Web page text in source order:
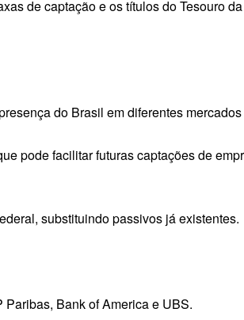
de captação e os títulos do Tesouro
do Brasil em diferentes
pode facilitar futuras captações de
substituindo passivos já existentes.
Bank of America e UBS.